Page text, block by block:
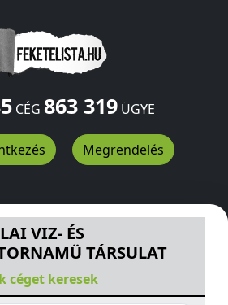
CÉG 863 319ÜGYE
Megrendelés
TÁRSULAT
Munkácsy
VIZ- ÉS
TÁRSULAT
céget keresek